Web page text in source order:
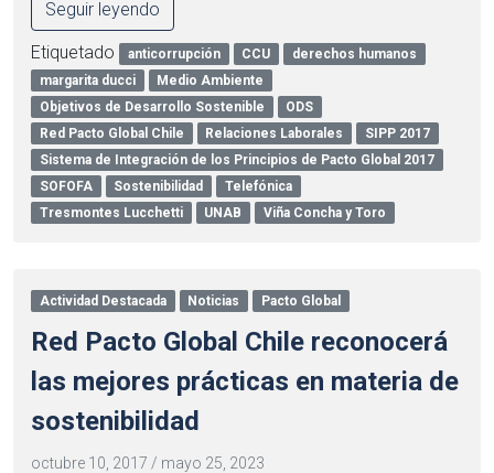
Seguir leyendo
Etiquetado anticorrupción CCU
derechos humanos
margarita ducci
Medio Ambiente
Objetivos de Desarrollo Sostenible
ODS
Red Pacto Global Chile
Relaciones Laborales
SIPP 2017
Sistema de Integración de los Principios de Pacto Global 2017
SOFOFA
Sostenibilidad
Telefónica
Tresmontes Lucchetti
UNAB Viña Concha y Toro
Actividad Destacada Noticias Pacto Global
Red Pacto Global Chile reconocerá
las mejores prácticas en materia de
sostenibilidad
octubre 10, 2017 / mayo 25, 2023